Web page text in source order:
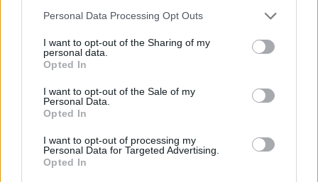
Please note that this website/app uses one or more Google
not limited to your visit or usage behaviour. You may click to
grant or deny consent to Google and its third-party tags to
use your data for below specified purposes in below Google
consent section.
Personal Data Processing Opt Outs
I want to opt-out of the Sharing of my
personal data.
Opted In
I want to opt-out of the Sale of my
Personal Data.
Opted In
I want to opt-out of processing my
Personal Data for Targeted Advertising.
Opted In
Inviaci le tue segnalazioni,
i tuoi video e le tue foto
Ricevi le nostre ultime news